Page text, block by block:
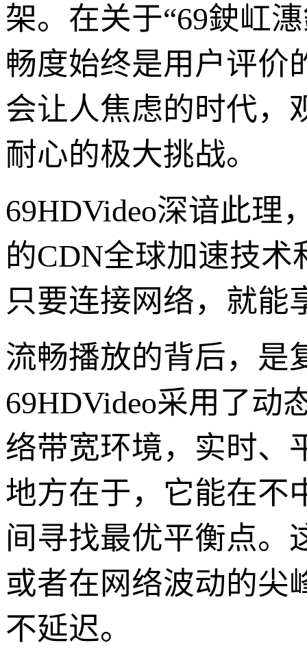
架。在关于“69鉂屸
畅度始终是用户评价
会让人焦虑的时代，
耐心的极大挑战。
69HDVideo深谙此理
的CDN全球加速技
只要连接网络，就能
流畅播放的背后，是
69HDVideo采用了动
络带宽环境，实时、
地方在于，它能在不
间寻找最优平衡点。
或者在网络波动的尖
不延迟。